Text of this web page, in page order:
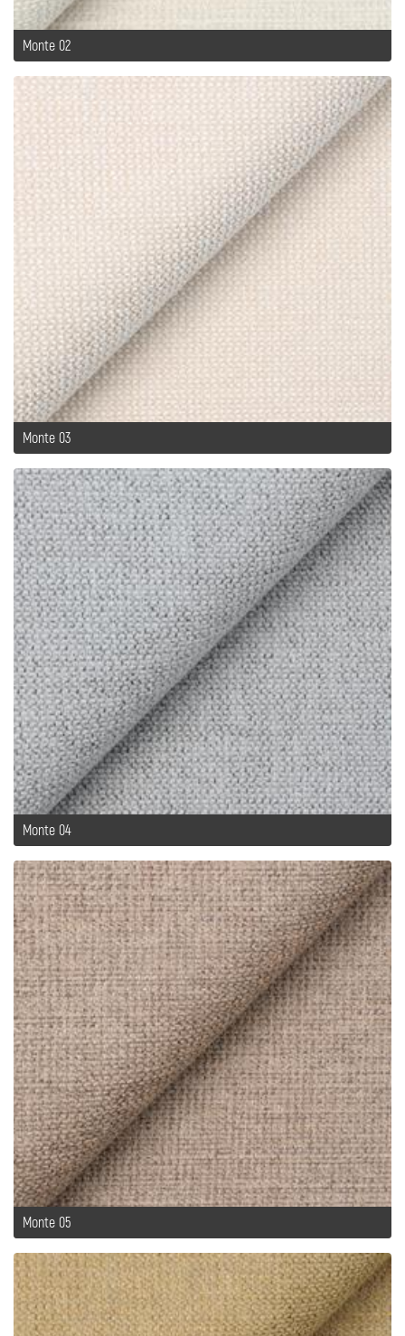
Monte 02
Monte 03
Monte 04
Monte 05